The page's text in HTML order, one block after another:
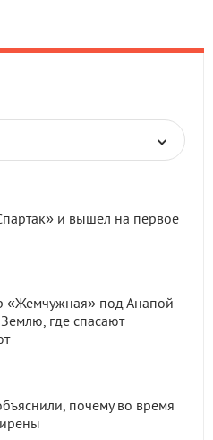
и вышел на первое
«Жемчужная» под Анапой
где спасают
почему во время